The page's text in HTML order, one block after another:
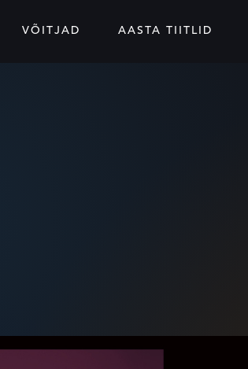
VÕITJAD AASTA TIITLID